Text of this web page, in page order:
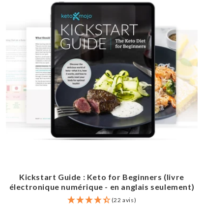
Kickstart Guide : Keto for Beginners (livre
électronique numérique - en anglais seulement)
(22 avis)